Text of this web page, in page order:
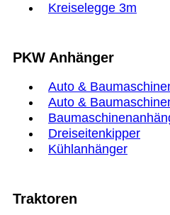
Kreiselegge 3m
PKW Anhänger
Auto &
Auto &
Dreiseitenkipper
Kühlanhänger
Traktoren